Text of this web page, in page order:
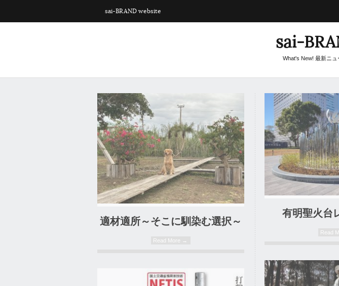
sai-BRAND website
sai-
What's New! 最新ニュ
適材適所～そこに馴染む選択～
Read More →
0 Comment
有明聖火台
Read